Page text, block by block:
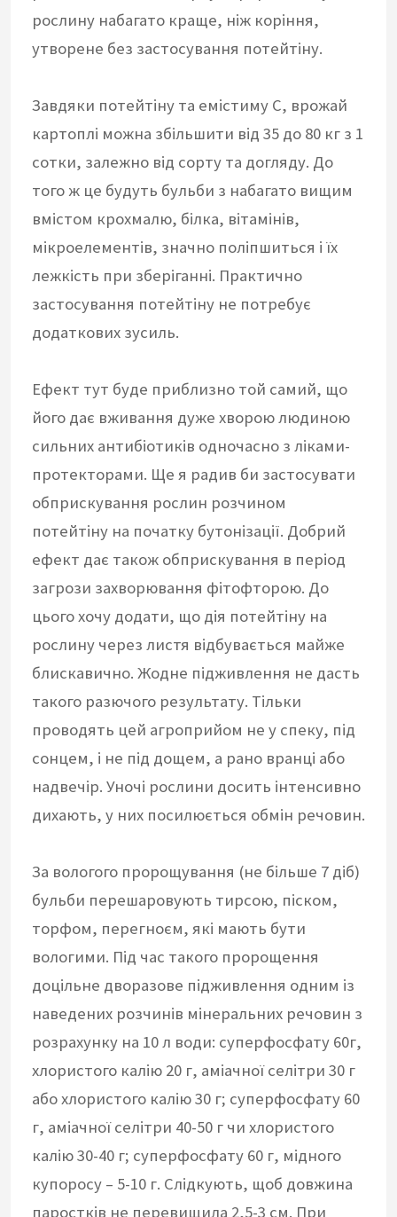
рослину набагато краще, ніж коріння,
утворене без застосування потейтіну.
Завдяки потейтіну та емістиму С, врожай
картоплі можна збільшити від 35 до 80 кг з 1
сотки, залежно від сорту та догляду. До
того ж це будуть бульби з набагато вищим
вмістом крохмалю, білка, вітамінів,
мікроелементів, значно поліпшиться і їх
лежкість при зберіганні. Практично
застосування потейтіну не потребує
додаткових зусиль.
Ефект тут буде приблизно той самий, що
його дає вживання дуже хворою людиною
сильних антибіотиків одночасно з ліками-
протекторами. Ще я радив би застосувати
обприскування рослин розчином
потейтіну на початку бутонізації. Добрий
ефект дає також обприскування в період
загрози захворювання фітофторою. До
цього хочу додати, що дія потейтіну на
рослину через листя відбувається майже
блискавично. Жодне підживлення не дасть
такого разючого результату. Тільки
проводять цей агроприйом не у спеку, під
сонцем, і не під дощем, а рано вранці або
надвечір. Уночі рослини досить інтенсивно
дихають, у них посилюється обмін речовин.
За вологого пророщування (не більше 7 діб)
бульби перешаровують тирсою, піском,
торфом, перегноєм, які мають бути
вологими. Під час такого пророщення
доцільне дворазове підживлення одним із
наведених розчинів мінеральних речовин з
розрахунку на 10 л води: суперфосфату 60г,
хлористого калію 20 г, аміачної селітри 30 г
або хлористого калію 30 г; суперфосфату 60
г, аміачної селітри 40-50 г чи хлористого
калію 30-40 г; суперфосфату 60 г, мідного
купоросу – 5-10 г. Слідкують, щоб довжина
паростків не перевищила 2,5-3 см. При